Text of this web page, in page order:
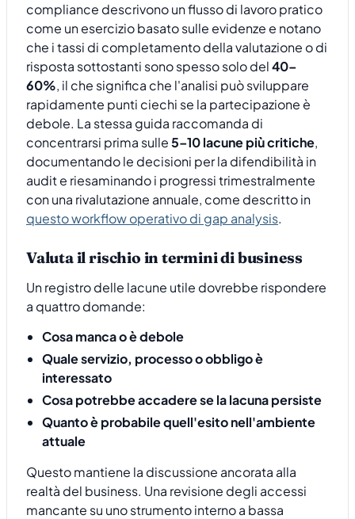
compliance descrivono un flusso di lavoro pratico
come un esercizio basato sulle evidenze e notano
che i tassi di completamento della valutazione o di
risposta sottostanti sono spesso solo del40–
60%, il che significa che l'analisi può sviluppare
rapidamente punti ciechi se la partecipazione è
debole. La stessa guida raccomanda di
concentrarsi prima sulle5–10 lacune più critiche,
documentando le decisioni per la difendibilità in
audit e riesaminando i progressi trimestralmente
con una rivalutazione annuale, come descritto in
questo workflow operativo di gap analysis.
Valuta il rischio in termini di business
Un registro delle lacune utile dovrebbe rispondere
a quattro domande:
Cosa manca o è debole
Quale servizio, processo o obbligo è
interessato
Cosa potrebbe accadere se la lacuna persiste
Quanto è probabile quell'esito nell'ambiente
attuale
Questo mantiene la discussione ancorata alla
realtà del business. Una revisione degli accessi
mancante su uno strumento interno a bassa